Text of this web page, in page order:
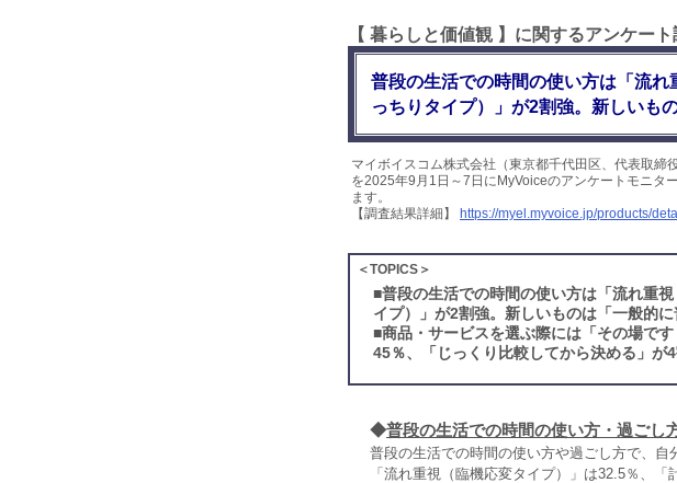
【 暮らしと価値観 】に関するアンケー
普段の生活での時間の使い方は「流
っちりタイプ）」が2割強。新しいも
マイボイスコム株式会社（東京都千代田区、代表取
を2025年9月1日～7日にMyVoiceのアンケートモニタ
ます。
【調査結果詳細】
https://myel.myvoice.jp/products/
＜TOPICS＞
■普段の生活での時間の使い方は「流れ重
イプ）」が2割強。新しいものは「一般的
■商品・サービスを選ぶ際には「その場で
45％、「じっくり比較してから決める」が
◆普段の生活での時間の使い方・過ごし
普段の生活での時間の使い方や過ごし方で、自
「流れ重視（臨機応変タイプ）」は32.5％、